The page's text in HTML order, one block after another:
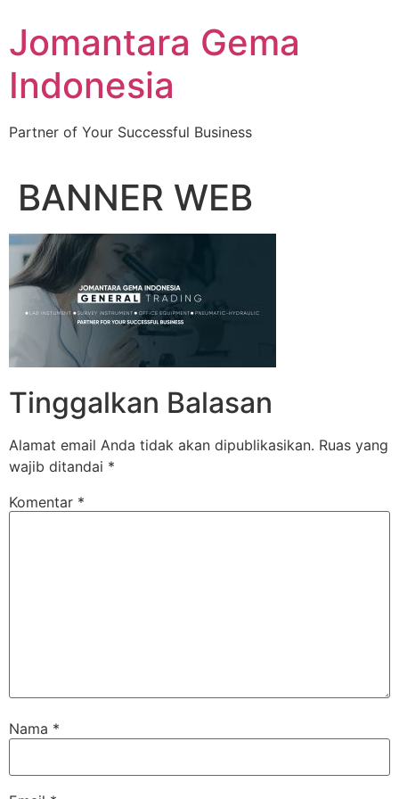
content
Jomantara Gema
Indonesia
Partner of Your Successful Business
BANNER WEB
Tinggalkan Balasan
Alamat email Anda tidak akan dipublikasikan. Ruas yang
wajib ditandai *
Komentar *
Nama *